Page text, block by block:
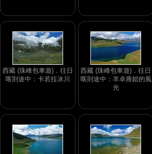
西藏 (珠峰包車遊)．往日
喀則途中：卡若拉冰川
西藏 (珠峰包車遊)．往日
喀則途中：羊卓雍錯的風
光